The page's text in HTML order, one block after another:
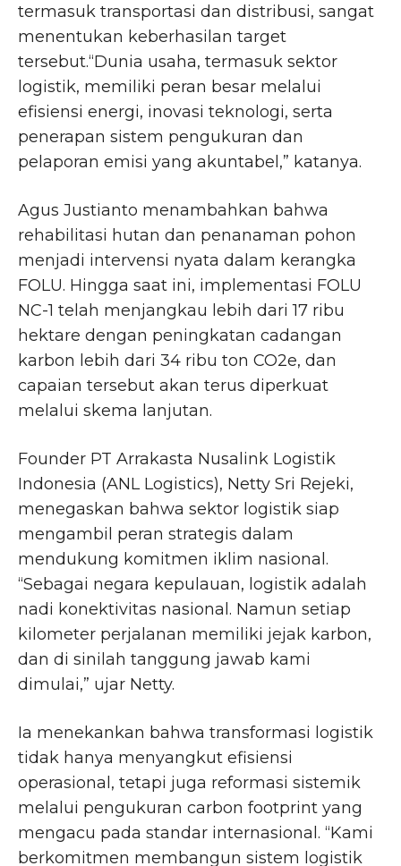
termasuk transportasi dan distribusi, sangat
menentukan keberhasilan target
tersebut.“Dunia usaha, termasuk sektor
logistik, memiliki peran besar melalui
efisiensi energi, inovasi teknologi, serta
penerapan sistem pengukuran dan
pelaporan emisi yang akuntabel,” katanya.
Agus Justianto menambahkan bahwa
rehabilitasi hutan dan penanaman pohon
menjadi intervensi nyata dalam kerangka
FOLU. Hingga saat ini, implementasi FOLU
NC-1 telah menjangkau lebih dari 17 ribu
hektare dengan peningkatan cadangan
karbon lebih dari 34 ribu ton CO2e, dan
capaian tersebut akan terus diperkuat
melalui skema lanjutan.
Founder PT Arrakasta Nusalink Logistik
Indonesia (ANL Logistics), Netty Sri Rejeki,
menegaskan bahwa sektor logistik siap
mengambil peran strategis dalam
mendukung komitmen iklim nasional.
“Sebagai negara kepulauan, logistik adalah
nadi konektivitas nasional. Namun setiap
kilometer perjalanan memiliki jejak karbon,
dan di sinilah tanggung jawab kami
dimulai,” ujar Netty.
Ia menekankan bahwa transformasi logistik
tidak hanya menyangkut efisiensi
operasional, tetapi juga reformasi sistemik
melalui pengukuran carbon footprint yang
mengacu pada standar internasional. “Kami
berkomitmen membangun sistem logistik